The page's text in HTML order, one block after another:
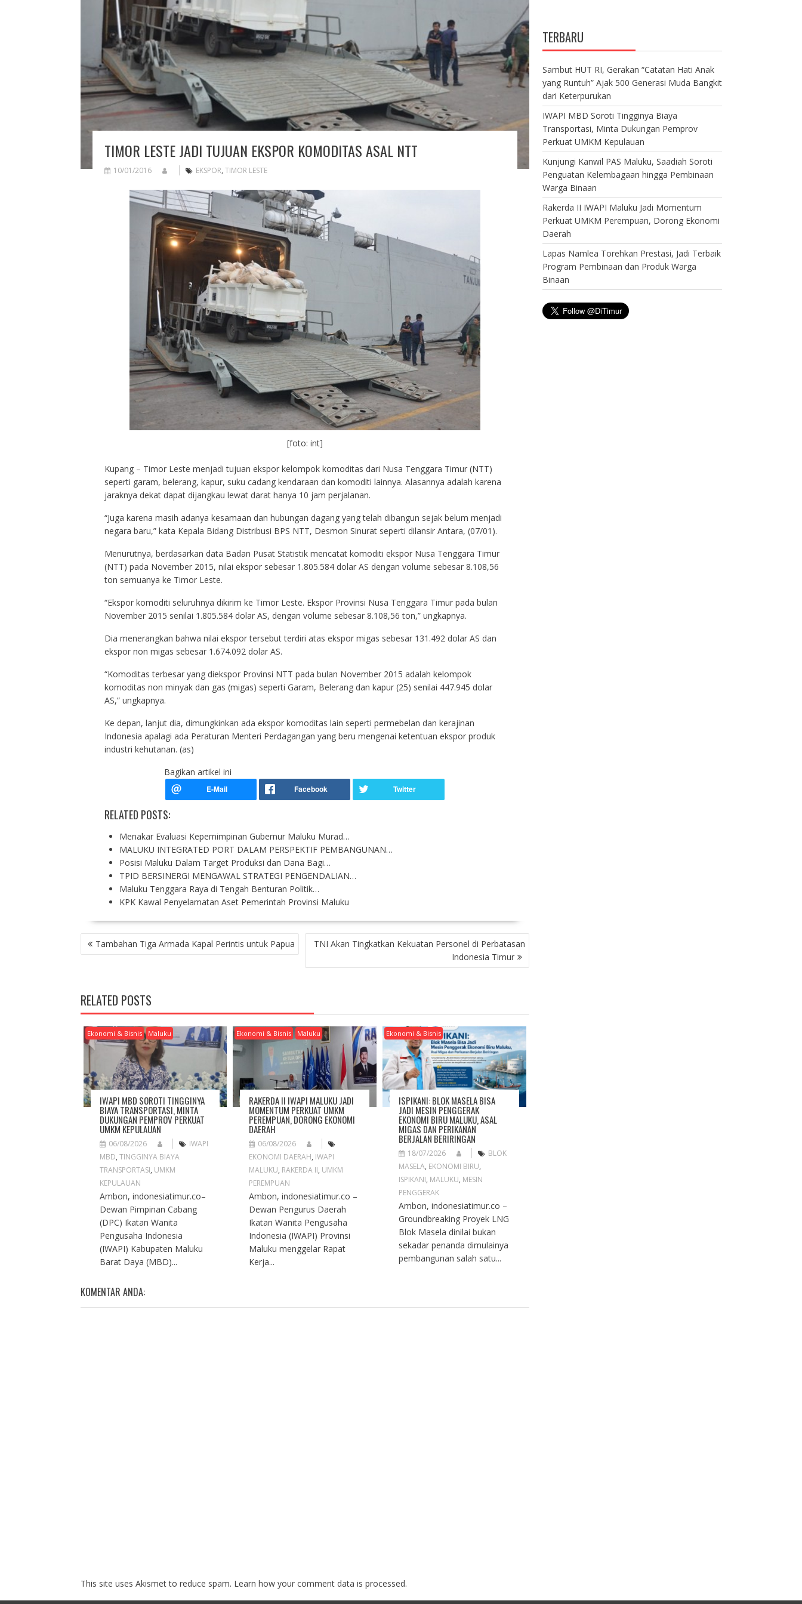
TIMOR LESTE JADI TUJUAN EKSPOR KOMODITAS ASAL NTT
10/01/2016 EKSPOR, TIMOR LESTE
[foto: int]
Kupang – Timor Leste menjadi tujuan ekspor kelompok komoditas dari Nusa Tenggara Timur (NTT)
seperti garam, belerang, kapur, suku cadang kendaraan dan komoditi lainnya. Alasannya adalah karena
jaraknya dekat dapat dijangkau lewat darat hanya 10 jam perjalanan.
“Juga karena masih adanya kesamaan dan hubungan dagang yang telah dibangun sejak belum menjadi
negara baru,” kata Kepala Bidang Distribusi BPS NTT, Desmon Sinurat seperti dilansir Antara, (07/01).
Menurutnya, berdasarkan data Badan Pusat Statistik mencatat komoditi ekspor Nusa Tenggara Timur
(NTT) pada November 2015, nilai ekspor sebesar 1.805.584 dolar AS dengan volume sebesar 8.108,56
ton semuanya ke Timor Leste.
“Ekspor komoditi seluruhnya dikirim ke Timor Leste. Ekspor Provinsi Nusa Tenggara Timur pada bulan
November 2015 senilai 1.805.584 dolar AS, dengan volume sebesar 8.108,56 ton,” ungkapnya.
Dia menerangkan bahwa nilai ekspor tersebut terdiri atas ekspor migas sebesar 131.492 dolar AS dan
ekspor non migas sebesar 1.674.092 dolar AS.
“Komoditas terbesar yang diekspor Provinsi NTT pada bulan November 2015 adalah kelompok
komoditas non minyak dan gas (migas) seperti Garam, Belerang dan kapur (25) senilai 447.945 dolar
AS,” ungkapnya.
Ke depan, lanjut dia, dimungkinkan ada ekspor komoditas lain seperti permebelan dan kerajinan
Indonesia apalagi ada Peraturan Menteri Perdagangan yang beru mengenai ketentuan ekspor produk
industri kehutanan. (as)
Bagikan artikel ini
RELATED POSTS:
Menakar Evaluasi Kepemimpinan Gubernur Maluku Murad…
MALUKU INTEGRATED PORT DALAM PERSPEKTIF PEMBANGUNAN…
Posisi Maluku Dalam Target Produksi dan Dana Bagi…
TPID BERSINERGI MENGAWAL STRATEGI PENGENDALIAN…
Maluku Tenggara Raya di Tengah Benturan Politik…
KPK Kawal Penyelamatan Aset Pemerintah Provinsi Maluku
P
O
N
A
V
G
T
O
N
Tambahan Tiga Armada Kapal Perintis untuk Papua
TNI Akan Tingkatkan Kekuatan Personel di Perbatasan
Indonesia Timur
RELATED POSTS
Ekonomi & Bisnis Maluku
IWAPI MBD SOROTI TINGGINYA
BIAYA TRANSPORTASI, MINTA
DUKUNGAN PEMPROV PERKUAT
UMKM KEPULAUAN
06/08/2026
IWAPI
MBD, TINGGINYA BIAYA
TRANSPORTASI, UMKM
KEPULAUAN
Ambon, indonesiatimur.co–
Dewan Pimpinan Cabang
(DPC) Ikatan Wanita
Pengusaha Indonesia
(IWAPI) Kabupaten Maluku
Barat Daya (MBD)...
Ekonomi & Bisnis Maluku
RAKERDA II IWAPI MALUKU JADI
MOMENTUM PERKUAT UMKM
PEREMPUAN, DORONG EKONOMI
DAERAH
06/08/2026
EKONOMI DAERAH, IWAPI
MALUKU, RAKERDA II, UMKM
PEREMPUAN
Ambon, indonesiatimur.co –
Dewan Pengurus Daerah
Ikatan Wanita Pengusaha
Indonesia (IWAPI) Provinsi
Maluku menggelar Rapat
Kerja...
Ekonomi & Bisnis
ISPIKANI: BLOK MASELA BISA
JADI MESIN PENGGERAK
EKONOMI BIRU MALUKU, ASAL
MIGAS DAN PERIKANAN
BERJALAN BERIRINGAN
18/07/2026
BLOK
MASELA, EKONOMI BIRU,
ISPIKANI, MALUKU, MESIN
PENGGERAK
Ambon, indonesiatimur.co –
Groundbreaking Proyek LNG
Blok Masela dinilai bukan
sekadar penanda dimulainya
pembangunan salah satu...
KOMENTAR ANDA:
This site uses Akismet to reduce spam. Learn how your comment data is processed.
TERBARU
Sambut HUT RI, Gerakan “Catatan Hati Anak
yang Runtuh” Ajak 500 Generasi Muda Bangkit
dari Keterpurukan
IWAPI MBD Soroti Tingginya Biaya
Transportasi, Minta Dukungan Pemprov
Perkuat UMKM Kepulauan
Kunjungi Kanwil PAS Maluku, Saadiah Soroti
Penguatan Kelembagaan hingga Pembinaan
Warga Binaan
Rakerda II IWAPI Maluku Jadi Momentum
Perkuat UMKM Perempuan, Dorong Ekonomi
Daerah
Lapas Namlea Torehkan Prestasi, Jadi Terbaik
Program Pembinaan dan Produk Warga
Binaan